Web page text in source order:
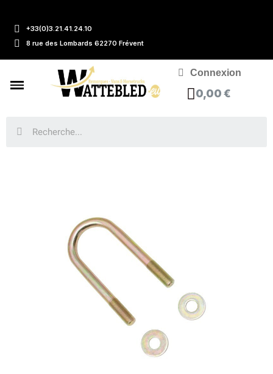
+33(0)3.21.41.24.10
8 rue des Lombards 62270 Frévent
Connexion
0,00 €